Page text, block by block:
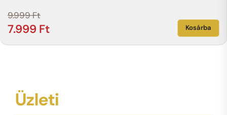
9.999Ft
7.999 Ft Kosárba
Üzleti